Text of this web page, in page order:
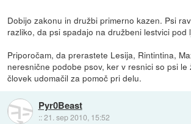
Dobijo zakonu in družbi primerno kazen. Psi
razliko, da psi spadajo na družbeni lestvici pod
Priporočam, da prerastete Lesija, Rintintina,
neresnične podobe psov, ker v resnici so psi le
človek udomačil za pomoč pri delu.
Pyr0Beast
::21. sep 2010, 15:52